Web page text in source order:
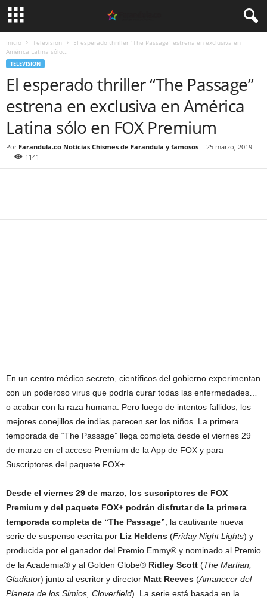
Inicio Television
El esperado thriller “The Passage” estrena en exclusiva en
América Latina sólo...
TELEVISION
El esperado thriller “The Passage”
estrena en exclusiva en América
Latina sólo en FOX Premium
Por Farandula.co Noticias Chismes de Farandula y famosos - 25 marzo, 2019
1141
En un centro médico secreto, científicos del gobierno experimentan
con un poderoso virus que podría curar todas las enfermedades…
o acabar con la raza humana. Pero luego de intentos fallidos, los
mejores conejillos de indias parecen ser los niños. La primera
temporada de “The Passage” llega completa desde el viernes 29
de marzo en el acceso Premium de la App de FOX y para
Suscriptores del paquete FOX+.
Desde el viernes 29 de marzo, los suscriptores de FOX
Premium y del paquete FOX+ podrán disfrutar de la primera
temporada completa de “The Passage” , la cautivante nueva
serie de suspenso escrita por Liz Heldens (Friday Night Lights) y
producida por el ganador del Premio Emmy® y nominado al Premio
de la Academia® y al Golden Globe® Ridley Scott (The Martian,
Gladiator) junto al escritor y director Matt Reeves (Amanecer del
Planeta de los Simios, Cloverfield). La serie está basada en la